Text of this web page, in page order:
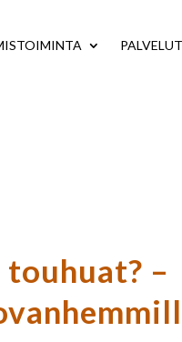
PALVELUT
–